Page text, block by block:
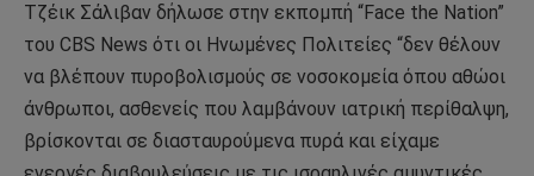
Τζέικ Σάλιβαν δήλωσε στην εκπομπή “Face the Nation”
του CBS News ότι οι Ηνωμένες Πολιτείες “δεν θέλουν
να βλέπουν πυροβολισμούς σε νοσοκομεία όπου αθώοι
άνθρωποι, ασθενείς που λαμβάνουν ιατρική περίθαλψη,
βρίσκονται σε διασταυρούμενα πυρά και είχαμε